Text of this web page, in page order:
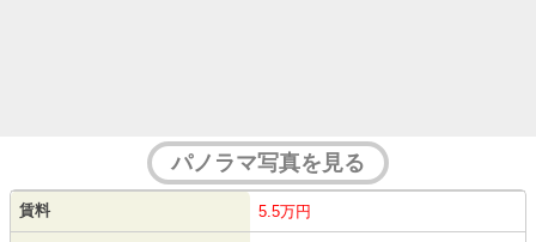
パノラマ写真を見る
賃料 5.5万円